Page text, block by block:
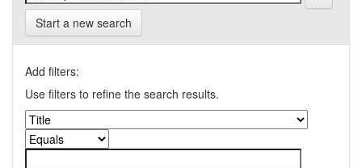
Start a new search
Add filters:
Use filters to refine the search results.